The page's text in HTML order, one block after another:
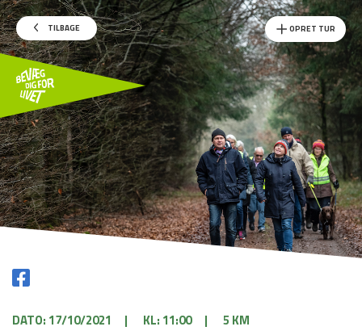
TILBAGE OPRET TUR
DATO: 17/10/2021 | KL: 11:00 | 5 KM